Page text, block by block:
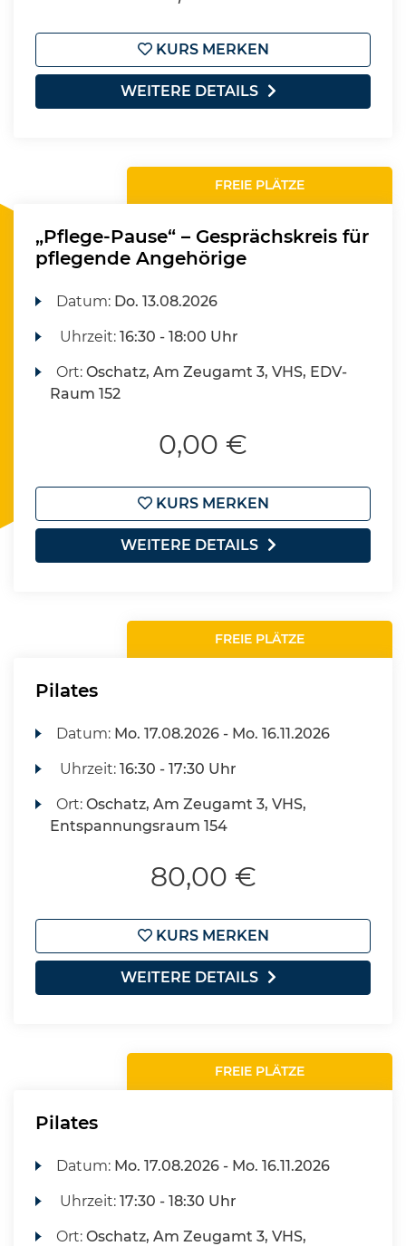
KURS MERKEN
WEITERE DETAILS
FREIE PLÄTZE
„Pflege-Pause“ – Gesprächskreis für
pflegende Angehörige
Datum: Do. 13.08.2026
Uhrzeit:16:30 - 18:00 Uhr
Ort:Oschatz, Am Zeugamt 3, VHS, EDV-
Raum 152
0,00 €
KURS MERKEN
WEITERE DETAILS
FREIE PLÄTZE
Pilates
Datum: Mo. 17.08.2026 - Mo. 16.11.2026
Uhrzeit:16:30 - 17:30 Uhr
Ort:Oschatz, Am Zeugamt 3, VHS,
Entspannungsraum 154
80,00 €
KURS MERKEN
WEITERE DETAILS
FREIE PLÄTZE
Pilates
Datum: Mo. 17.08.2026 - Mo. 16.11.2026
Uhrzeit:17:30 - 18:30 Uhr
Ort:Oschatz, Am Zeugamt 3, VHS,